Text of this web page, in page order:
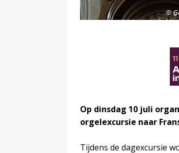
Op dinsdag 10 juli
orgelexcursie naar
Tijdens de dagexcursie